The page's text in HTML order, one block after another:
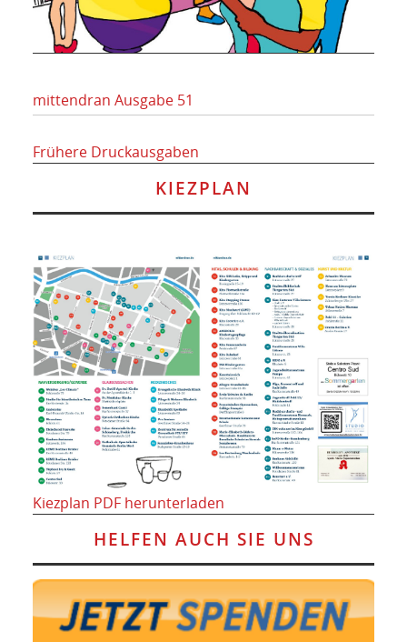
mittendran Ausgabe 51
Frühere Druckausgaben
KIEZPLAN
Kiezplan PDF herunterladen
HELFEN AUCH SIE UNS